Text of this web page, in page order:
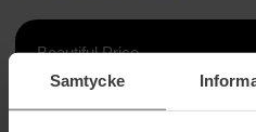
Samtycke
Beautiful Price